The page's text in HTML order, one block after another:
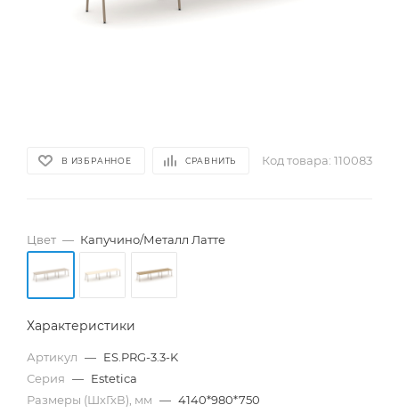
В ИЗБРАННОЕ СРАВНИТЬ Код товара: 110083
Цвет — Капучино/Металл Латте
Характеристики
Артикул — ES.PRG-3.3-K
Серия — Estetica
Размеры (ШхГхВ), мм — 4140*980*750